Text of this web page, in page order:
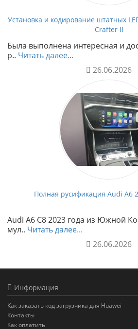
Установка и кодирование штатных
Crafter II
Была выполнена интересная и
р.. Читать далее...
26.06.2026
Полная русификация Audi A6
Audi A6 C8 2023 года из Южной
мул.. Читать далее...
26.06.2026
Информация
Как заказать код загрузчика для Huawei
Контакты
Как оплатить